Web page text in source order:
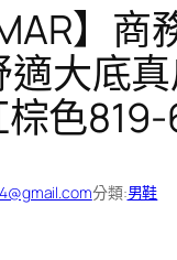
】商
適大底
棕色
分類:男鞋